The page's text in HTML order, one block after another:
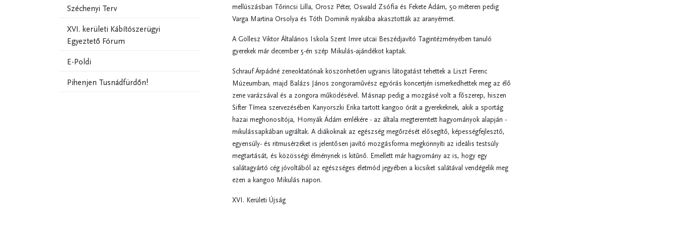
Széchenyi Terv
XVI. kerületi Kábítószerügyi
Egyeztető Fórum
E-Poldi
Pihenjen Tusnádfürdőn!
mellúszásban Tőrincsi Lilla, Orosz Péter, Oswald Zsófia és Fekete Ádám, 50 méteren pedig
Varga Martina Orsolya és Tóth Dominik nyakába akasztották az aranyérmet.
A Göllesz Viktor Általános Iskola Szent Imre utcai Beszédjavító Tagintézményében tanuló
gyerekek már december 5-én szép Mikulás-ajándékot kaptak.
Schrauf Árpádné zeneoktatónak köszönhetően ugyanis látogatást tehettek a Liszt Ferenc
Múzeumban, majd Balázs János zongoraművész egyórás koncertjén ismerkedhettek meg az élő
zene varázsával és a zongora működésével. Másnap pedig a mozgásé volt a főszerep, hiszen
Sifter Tímea szervezésében Kanyorszki Erika tartott kangoo órát a gyerekeknek, akik a sportág
hazai meghonosítója, Hornyák Ádám emlékére - az általa megteremtett hagyományok alapján -
mikulássapkában ugráltak. A diákoknak az egészség megőrzését elősegítő, képességfejlesztő,
egyensúly- és ritmusérzéket is jelentősen javító mozgásforma megkönnyíti az ideális testsúly
megtartását, és közösségi élménynek is kitűnő. Emellett már hagyomány az is, hogy egy
salátagyártó cég jóvoltából az egészséges életmód jegyében a kicsiket salátával vendégelik meg
ezen a kangoo Mikulás napon.
XVI. Kerületi Újság